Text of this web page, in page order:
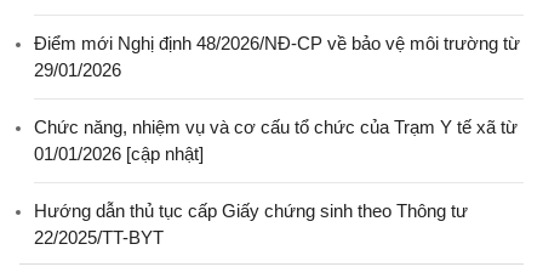
Điểm mới Nghị định 48/2026/NĐ-CP về bảo vệ môi trường từ
29/01/2026
Chức năng, nhiệm vụ và cơ cấu tổ chức của Trạm Y tế xã từ
01/01/2026 [cập nhật]
Hướng dẫn thủ tục cấp Giấy chứng sinh theo Thông tư
22/2025/TT-BYT